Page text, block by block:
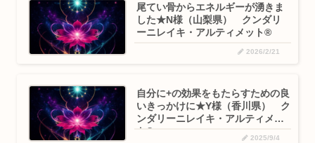
尾てい骨からエネルギーが湧きま
した★N様（山梨県） クンダリ
ーニレイキ・アルティメット®
2026/2/21
自分に+の効果をもたらすための良
いきっかけに★Y様（香川県） ク
ンダリーニレイキ・アルティメッ
ト®
2025/9/4